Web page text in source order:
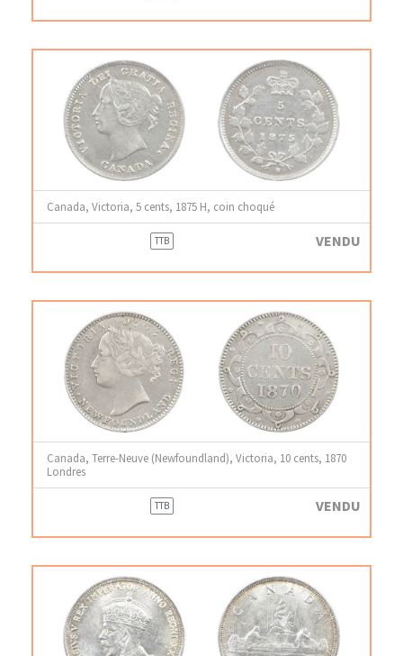
Canada, Victoria, 5 cents, 1875 H, coin choqué
TTB VENDU
Canada, Terre-Neuve (Newfoundland), Victoria, 10 cents, 1870
Londres
TTB VENDU